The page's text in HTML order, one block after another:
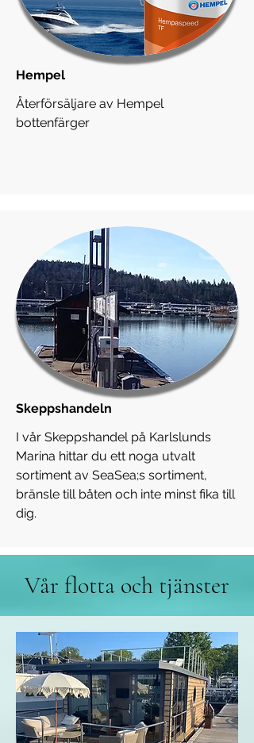
Hempel
Återförsäljare av Hempel
bottenfärger
Skeppshandeln
I vår Skeppshandel på Karlslunds
Marina hittar du ett noga utvalt
sortiment av SeaSea;s sortiment,
bränsle till båten och inte minst fika till
dig.
Vår flotta och tjänster